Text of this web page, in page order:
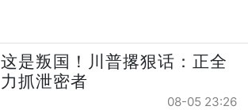
这是叛国！川普撂狠话：正全
力抓泄密者
08-05 23:26